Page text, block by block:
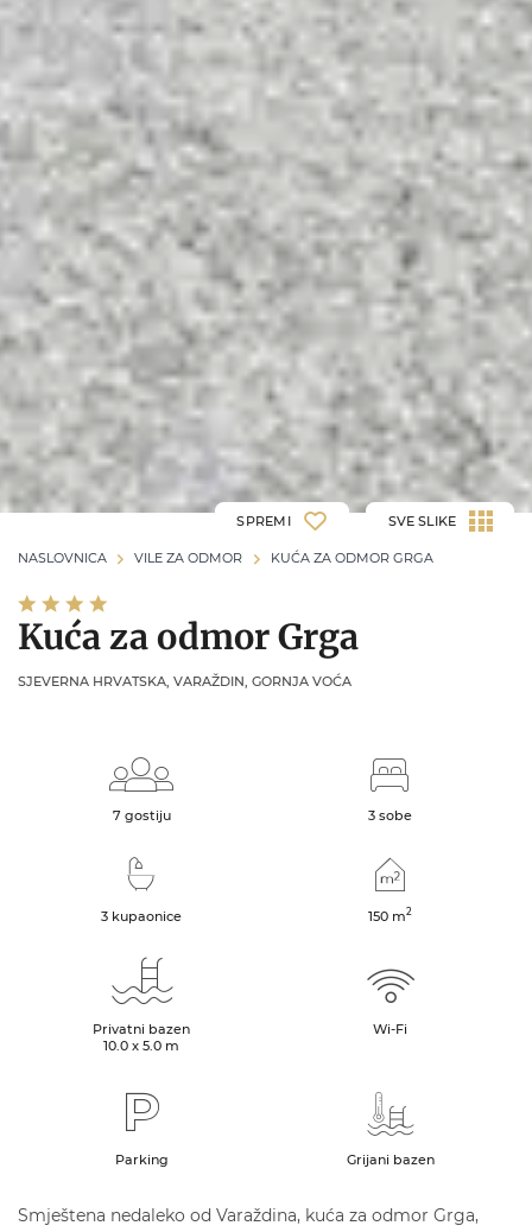
NASLOVNICA VILE ZA ODMOR KUĆA ZA ODMOR GRGA
Kuća za odmor Grga
SJEVERNA HRVATSKA, VARAŽDIN, GORNJA VOĆA
SPREMI SVE SLIKE
7 gostiju 3 sobe
3 kupaonice 150 m2
Privatni bazen
10.0 x 5.0 m
Wi-Fi
Parking Grijani bazen
Smještena nedaleko od Varaždina, kuća za odmor Grga,